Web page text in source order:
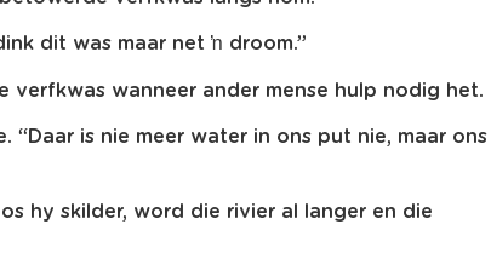
dit was maar net ŉ droom.”
verfkwas wanneer ander mense hulp nodig het.
“Daar is nie meer water in ons put nie, maar ons
hy skilder, word die rivier al langer en die